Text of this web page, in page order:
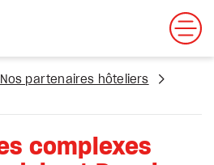
Nos partenaires hôteliers
complexes